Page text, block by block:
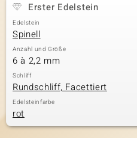
Erster Edelstein
Edelstein
Spinell
Anzahl und Größe
6 à 2,2 mm
Schliff
Rundschliff, Facettiert
Edelsteinfarbe
rot